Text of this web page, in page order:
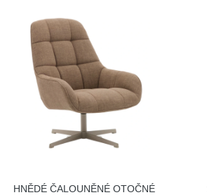
HNĚDÉ ČALOUNĚNÉ OTOČNÉ